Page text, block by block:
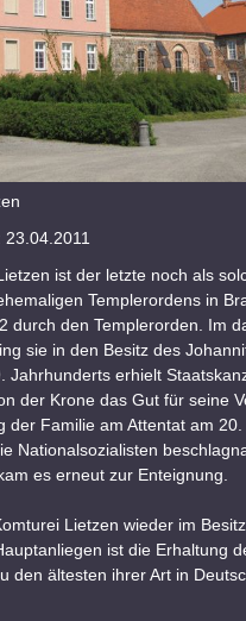
ist der letzte noch als
Templerordens in
durch den Templerorden. Im
sie in den Besitz des
Jahrhunderts erhielt
der Krone das Gut für seine
der Familie am Attentat am
Nationalsozialisten
es erneut zur Enteignung.
Lietzen wieder im
ist die Erhaltung
den ältesten ihrer Art in